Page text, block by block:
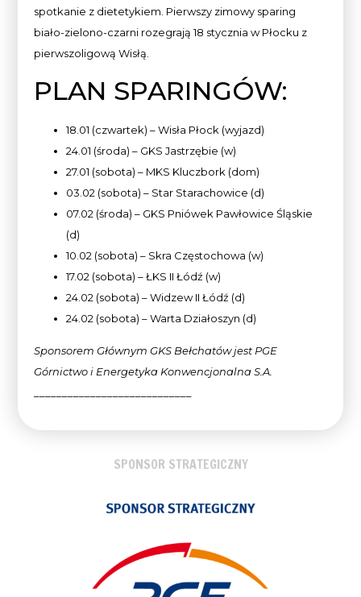
spotkanie z dietetykiem. Pierwszy zimowy sparing
biało-zielono-czarni rozegrają 18 stycznia w Płocku z
pierwszoligową Wisłą.
PLAN SPARINGÓW:
18.01 (czwartek) – Wisła Płock (wyjazd)
24.01 (środa) – GKS Jastrzębie (w)
27.01 (sobota) – MKS Kluczbork (dom)
03.02 (sobota) – Star Starachowice (d)
07.02 (środa) – GKS Pniówek Pawłowice Śląskie
(d)
10.02 (sobota) – Skra Częstochowa (w)
17.02 (sobota) – ŁKS II Łódź (w)
24.02 (sobota) – Widzew II Łódź (d)
24.02 (sobota) – Warta Działoszyn (d)
Sponsorem Głównym GKS Bełchatów jest PGE
Górnictwo i Energetyka Konwencjonalna S.A.
SPONSOR STRATEGICZNY